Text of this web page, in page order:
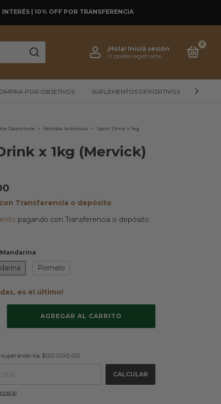
| 10% OFF POR TRANSFERENCIA
¡Hola! Iniciá sesión
O podés registrarte
0
POR OBJETIVOS SUPLEMENTOS DEPORTIVOS
Deportivos > Bebidas Isotónicas > Sport Drink x 1kg
x 1kg (Mervick)
Transferencia o depósito
pagando con Transferencia o depósito
Pomelo
es el último!
$120.000,00
CAMBIAR CP
superando los $120.000,00
CALCULAR